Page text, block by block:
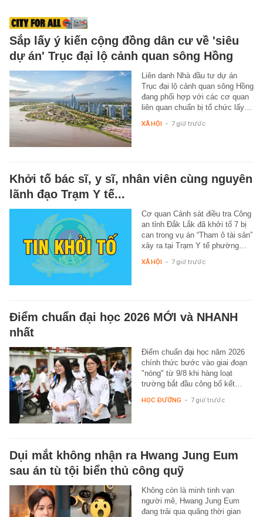
Sắp lấy ý kiến cộng đồng dân cư về 'siêu
dự án' Trục đại lộ cảnh quan sông Hồng
Liên danh Nhà đầu tư dự án
Trục đại lộ cảnh quan sông Hồng
đang phối hợp với các cơ quan
liên quan chuẩn bị tổ chức lấy…
XÃ HỘI - 7 giờ trước
Khởi tố bác sĩ, y sĩ, nhân viên cùng nguyên
lãnh đạo Trạm Y tế...
Cơ quan Cảnh sát điều tra Công
an tỉnh Đắk Lắk đã khởi tố 7 bị
can trong vụ án “Tham ô tài sản”
xảy ra tại Trạm Y tế phường…
XÃ HỘI - 7 giờ trước
Điểm chuẩn đại học 2026 MỚI và NHANH
nhất
Điểm chuẩn đại học năm 2026
chính thức bước vào giai đoạn
"nóng" từ 9/8 khi hàng loạt
trường bắt đầu công bố kết…
HỌC ĐƯỜNG - 7 giờ trước
Dụi mắt không nhận ra Hwang Jung Eum
sau án tù tội biển thủ công quỹ
Không còn là minh tinh vạn
người mê, Hwang Jung Eum
đang trải qua quãng thời gian